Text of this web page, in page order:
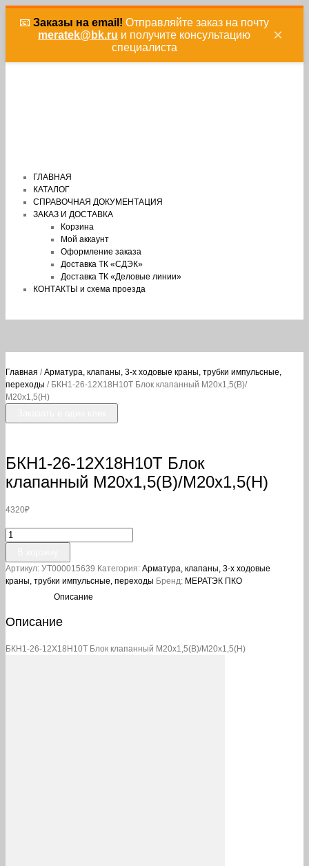
📧 Заказы на email! Отправляйте заказ на почту
meratek@bk.ru и получите консультацию
специалиста
×
ГЛАВНАЯ
КАТАЛОГ
СПРАВОЧНАЯ ДОКУМЕНТАЦИЯ
ЗАКАЗ И ДОСТАВКА
Корзина
Мой аккаунт
Оформление заказа
Доставка ТК «СДЭК»
Доставка ТК «Деловые линии»
КОНТАКТЫ и схема проезда
Главная /Арматура, клапаны, 3-х ходовые краны, трубки импульсные,
переходы / БКН1-26-12Х18Н10Т Блок клапанный М20х1,5(В)/
М20х1,5(Н)
БКН1-26-12Х18Н10Т Блок
клапанный М20х1,5(В)/М20х1,5(Н)
4320₽
Количество
товара
БКН1-
26-
12Х18Н10Т
М20х1,5(В)/
Артикул: УТ000015639 Категория: Арматура, клапаны, 3-х ходовые
краны, трубки импульсные, переходы Бренд: МЕРАТЭК ПКО
Описание
Описание
БКН1-26-12Х18Н10Т Блок клапанный М20х1,5(В)/М20х1,5(Н)